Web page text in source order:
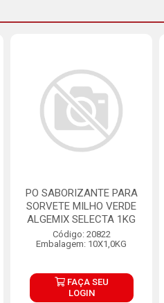
PO SABORIZANTE PARA
SORVETE MILHO VERDE
ALGEMIX SELECTA 1KG
Código: 20822
Embalagem: 10X1,0KG
FAÇA SEU
LOGIN